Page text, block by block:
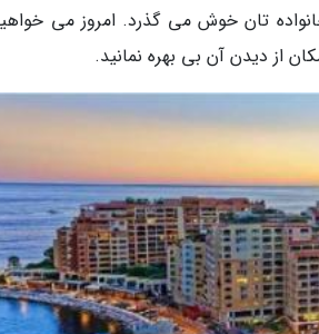
تان خوش می گذرد. امروز می
از دیدن آن بی بهره نمانید.